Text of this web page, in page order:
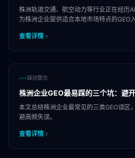
株洲轨道交通、航空动力等行业正在经历
为株洲企业提供适合本地市场特点的GEO
查看详情
踩坑警示
株洲企业GEO最易踩的三个坑：避
本文总结株洲企业最常见的三类GEO误区
避高频失误。
查看详情